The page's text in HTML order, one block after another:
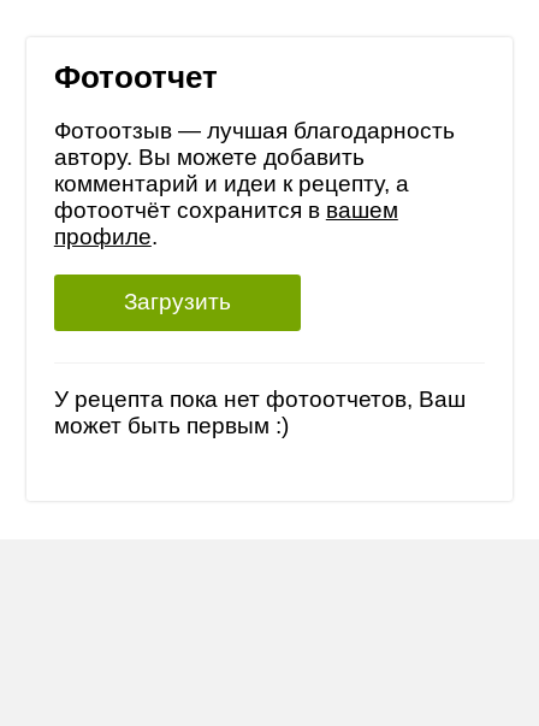
Фотоотчет
Фотоотзыв — лучшая благодарность
автору. Вы можете добавить
комментарий и идеи к рецепту, а
фотоотчёт сохранится в вашем
профиле.
Загрузить
У рецепта пока нет фотоотчетов, Ваш
может быть первым :)